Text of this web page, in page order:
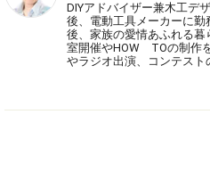
DIYアドバイザー兼木工デ
後、電動工具メーカーに
後、家族の愛情あふれる暮
室開催やHOW TOの制作
やラジオ出演、コンテスト